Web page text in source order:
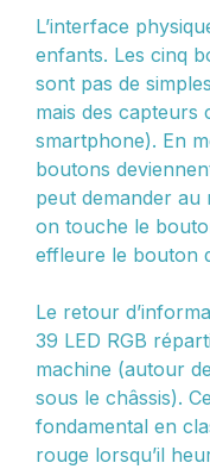
L’interface
enfants. Les cinq
sont pas de
mais des capteurs
smartphone). En
boutons
peut demander au
on touche le
effleure le bouton
Le retour
39 LED RGB
machine (autour
sous le châssis).
fondamental en
rouge lorsqu’il